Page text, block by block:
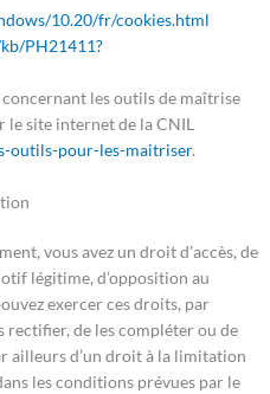
10.20/fr/cookies.html
PH21411?
les outils de maîtrise
le site internet de la CNIL
outils-pour-les-maitriser.
vous avez un droit d’accès, de
légitime, d’opposition au
exercer ces droits, par
rectifier, de les compléter ou de
ailleurs d’un droit à la limitation
les conditions prévues par le